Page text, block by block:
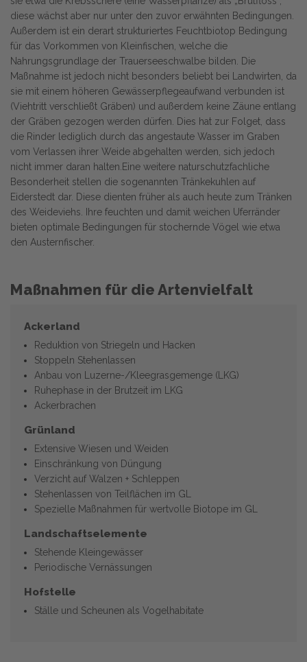
diese wächst aber nur unter den zuvor erwähnten Bedingungen.
Außerdem ist ein derart strukturiertes Feuchtbiotop Bedingung
für das Vorkommen von Kleinfischen, welche die
Nahrungsgrundlage der Trauerseeschwalbe bilden. Die
Maßnahme ist jedoch nicht besonders beliebt bei Landwirten, da
sie mit einem höheren Gewässerpflegeaufwand verbunden ist
(Viehtritt verschließt Gräben) und außerdem keine Zäune entlang
der Gräben gezogen werden dürfen. Dies hat zur Folget, dass
die Rinder lediglich durch das angestaute Wasser im Graben
vom Verlassen ihrer Weide abgehalten werden, sich jedoch
nicht immer daran halten.Eine weitere naturschutzfachliche
Besonderheit stellen die sogenannten Tränkekuhlen auf
Eiderstedt dar. Diese dienten früher als auch heute zum Tränken
des Weideviehs. Ihre feuchten und damit weichen Uferränder
bieten optimale Bedingungen für stochernde Vögel wie etwa
den Austernfischer.
Maßnahmen für die Artenvielfalt
Ackerland
Reduktion von Striegeln und Hacken
Stoppeln Stehenlassen
Anbau von Luzerne-/Kleegrasgemenge (LKG)
Ruhephase in der Brutzeit im LKG
Ackerbrachen
Grünland
Extensive Wiesen und Weiden
Einschränkung von Düngung
Verzicht auf Walzen + Schleppen
Stehenlassen von Teilflächen im GL
Spezielle Maßnahmen für wertvolle Biotope im GL
Landschaftselemente
Stehende Kleingewässer
Periodische Vernässungen
Hofstelle
Ställe und Scheunen als Vogelhabitate